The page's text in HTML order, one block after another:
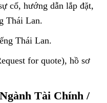
cố, hướng dẫn lắp đặt,
Thái Lan.
Thái Lan.
for quote), hồ sơ
Tài Chính /